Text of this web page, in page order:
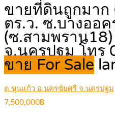
ขายที่ดินถูกมาก
ตร.ว. ซ.บางออค
(ซ.สามพราน
จ.นครปฐม โทร
ขาย For Sale
ต.ขุนแก้ว อ.นครชัยศรี จ.นครปฐม
7,500,000฿